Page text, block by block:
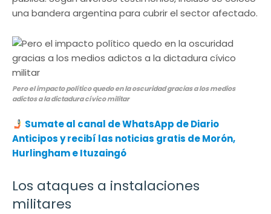
una bandera argentina para cubrir el sector afectado.
Pero el impacto político quedo en la oscuridad gracias a los medios
adictos a la dictadura cívico militar
Sumate al canal de WhatsApp de Diario
Anticipos y recibí las noticias gratis de Morón,
Hurlingham e Ituzaingó
Los ataques a instalaciones
militares